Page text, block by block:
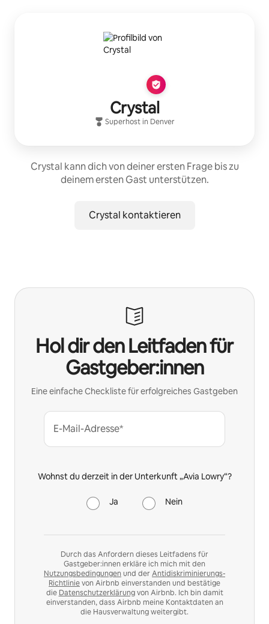
Crystal
Superhostin Denver
Crystal kann dich von deiner ersten Frage bis zu
deinem ersten Gast unterstützen.
Crystal kontaktieren
Hol dir den Leitfaden für
Gastgeber:innen
Eine einfache Checkliste für erfolgreiches Gastgeben
E-Mail-Adresse*
Wohnst du derzeit in der Unterkunft „Avia Lowry“?
Ja Nein
Durch das Anfordern dieses Leitfadens für
Gastgeber:innen erkläre ich mich mit den
Nutzungsbedingungen und der Antidiskriminierungs-
Richtlinievon Airbnb einverstanden und bestätige
die Datenschutzerklärungvon Airbnb. Ich bin damit
einverstanden, dass Airbnb meine Kontaktdaten an
die Hausverwaltung weitergibt.